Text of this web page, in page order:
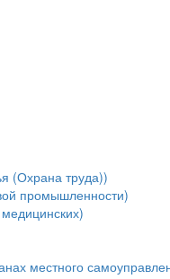
(Охрана труда))
промышленности)
местного